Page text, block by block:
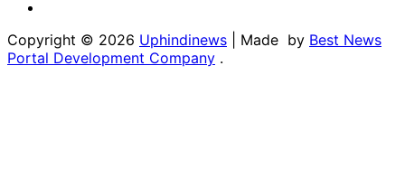
Copyright © 2026 Uphindinews | Made by Best News
Portal Development Company .